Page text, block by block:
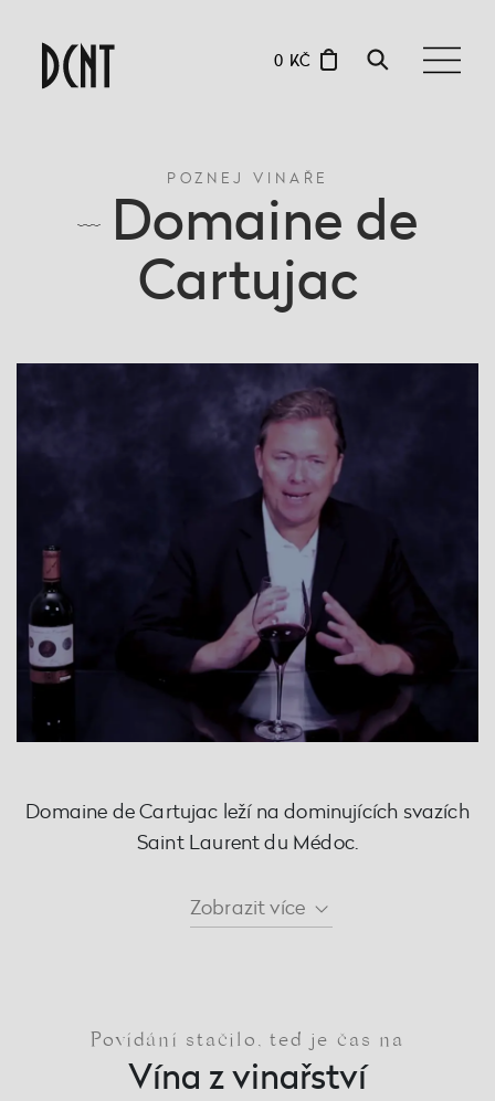
0 KČ
POZNEJ VINAŘE
Domaine de
Cartujac
Domaine de Cartujac leží na dominujících svazích
Saint Laurent du Médoc.
Zobrazitvíce
Povídání stačilo, teď je čas na
Vína z vinařství